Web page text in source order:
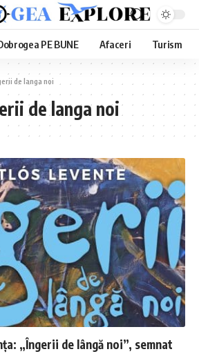
PE BUNE Afaceri Turism
de langa noi
de langa noi
„Îngerii de lângă noi”, semnat